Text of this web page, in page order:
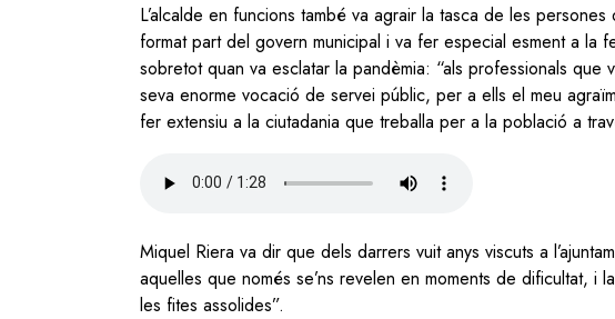
L’alcalde en funcions també va agrair la tasca de les
format part del govern municipal i va fer especial esment a la
sobretot quan va esclatar la pandèmia: “als professionals que
seva enorme vocació de servei públic, per a ells el meu
fer extensiu a la ciutadania que treballa per a la població a
Miquel Riera va dir que dels darrers vuit anys viscuts a
aquelles que només se’ns revelen en moments de dificultat, i
les fites assolides”.